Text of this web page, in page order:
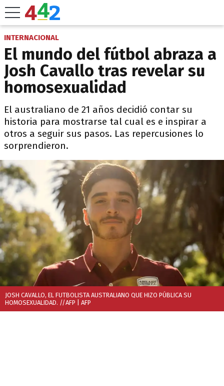
INTERNACIONAL
El mundo del fútbol abraza a
Josh Cavallo tras revelar su
homosexualidad
El australiano de 21 años decidió contar su
historia para mostrarse tal cual es e inspirar a
otros a seguir sus pasos. Las repercusiones lo
sorprendieron.
JOSH CAVALLO, EL FUTBOLISTA AUSTRALIANO QUE HIZO PÚBLICA SU
HOMOSEXUALIDAD. //AFP | AFP